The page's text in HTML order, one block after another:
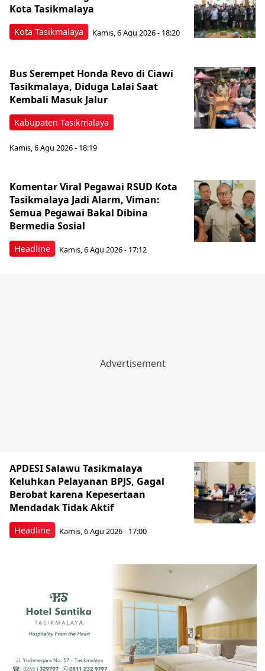
Kota Tasikmalaya
Kota Tasikmalaya ‎
Kamis, 6 Agu 2026 - 18:20
Kabupaten Tasikmalaya
Bus Serempet Honda Revo di Ciawi
Tasikmalaya, Diduga Lalai Saat
Kembali Masuk Jalur
Kamis, 6 Agu 2026 - 18:19
Headline
Komentar Viral Pegawai RSUD Kota
Tasikmalaya Jadi Alarm, Viman:
Semua Pegawai Bakal Dibina
Bermedia Sosial
Kamis, 6 Agu 2026 - 17:12
Headline
APDESI Salawu Tasikmalaya
Keluhkan Pelayanan BPJS, Gagal
Berobat karena Kepesertaan
Mendadak Tidak Aktif
Kamis, 6 Agu 2026 - 17:00